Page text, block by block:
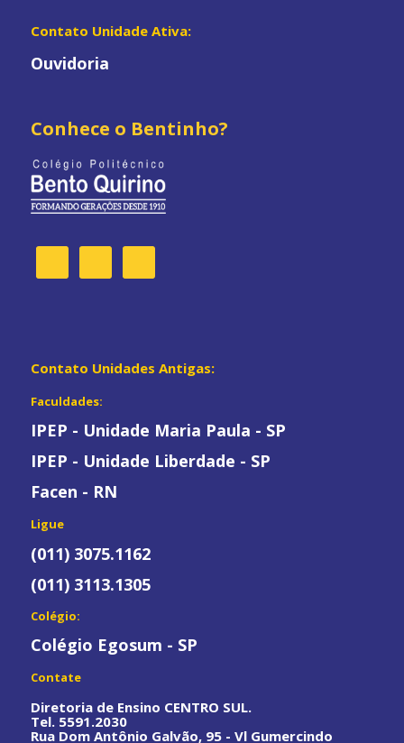
Contato Unidade Ativa:
Ouvidoria
Conhece o Bentinho?
Contato Unidades Antigas:
Faculdades:
IPEP - Unidade Maria Paula - SP
IPEP - Unidade Liberdade - SP
Facen - RN
Ligue
(011) 3075.1162
(011) 3113.1305
Colégio:
Colégio Egosum - SP
Contate
Diretoria de Ensino CENTRO SUL.
Tel. 5591.2030
Rua Dom Antônio Galvão, 95 - Vl Gumercindo